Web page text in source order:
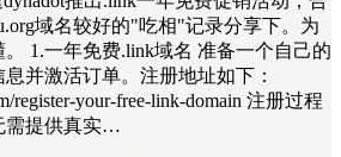
域名较好的"吃相"记录分享下。为
1.一年免费.link域名 准备一个自己的
并激活订单。注册地址如下：
register-your-free-link-domain 注册过程
需提供真实…